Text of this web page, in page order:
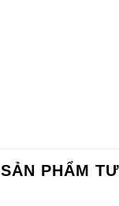
SẢN PHẨM